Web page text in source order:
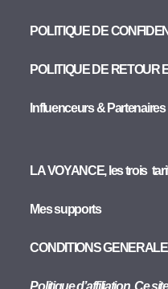
POLITIQUE DE
POLITIQUE DE RETOUR
Influenceurs & Partenaires
LA VOYANCE, les trois
Mes supports
CONDITIONS
Politique d’affiliation. Ce